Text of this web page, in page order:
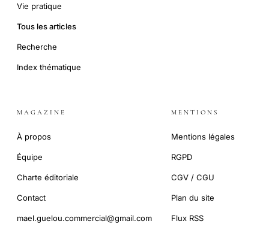
Vie pratique
Tous les articles
Recherche
Index thématique
MAGAZINE
À propos
Équipe
Charte éditoriale
Contact
mael.guelou.commercial@gmail.com
MENTIONS
Mentions légales
RGPD
CGV / CGU
Plan du site
Flux RSS